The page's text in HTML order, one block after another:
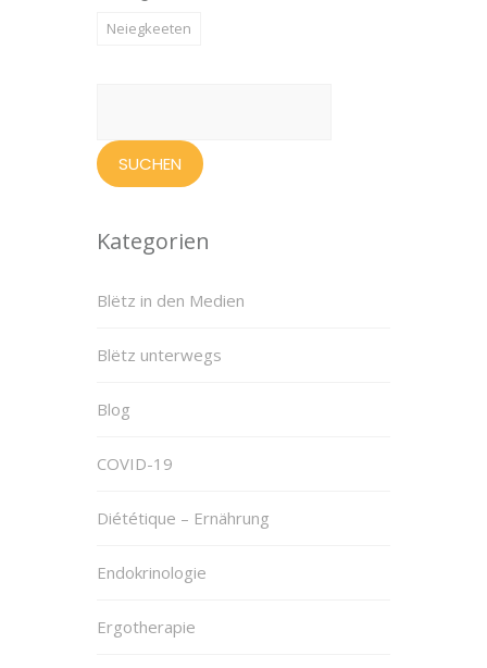
Neiegkeeten
Kategorien
Blëtz in den Medien
Blëtz unterwegs
Blog
COVID-19
Diététique – Ernährung
Endokrinologie
Ergotherapie